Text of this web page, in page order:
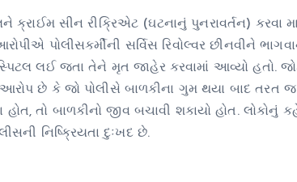
ક્રાઈમ સીન રીક્રિએટ (ઘટનાનું પુનરાવર્તન) કરવા
પોલીસકર્મીની સર્વિસ રિવોલ્વર છીનવીને
લઈ જતા તેને મૃત જાહેર કરવામાં આવ્યો હતો.
આરોપ છે કે જો પોલીસે બાળકીના ગુમ થયા બાદ તરત જ
હોત, તો બાળકીનો જીવ બચાવી શકાયો હોત. લોકોનું
નિષ્ક્રિયતા દુઃખદ છે.